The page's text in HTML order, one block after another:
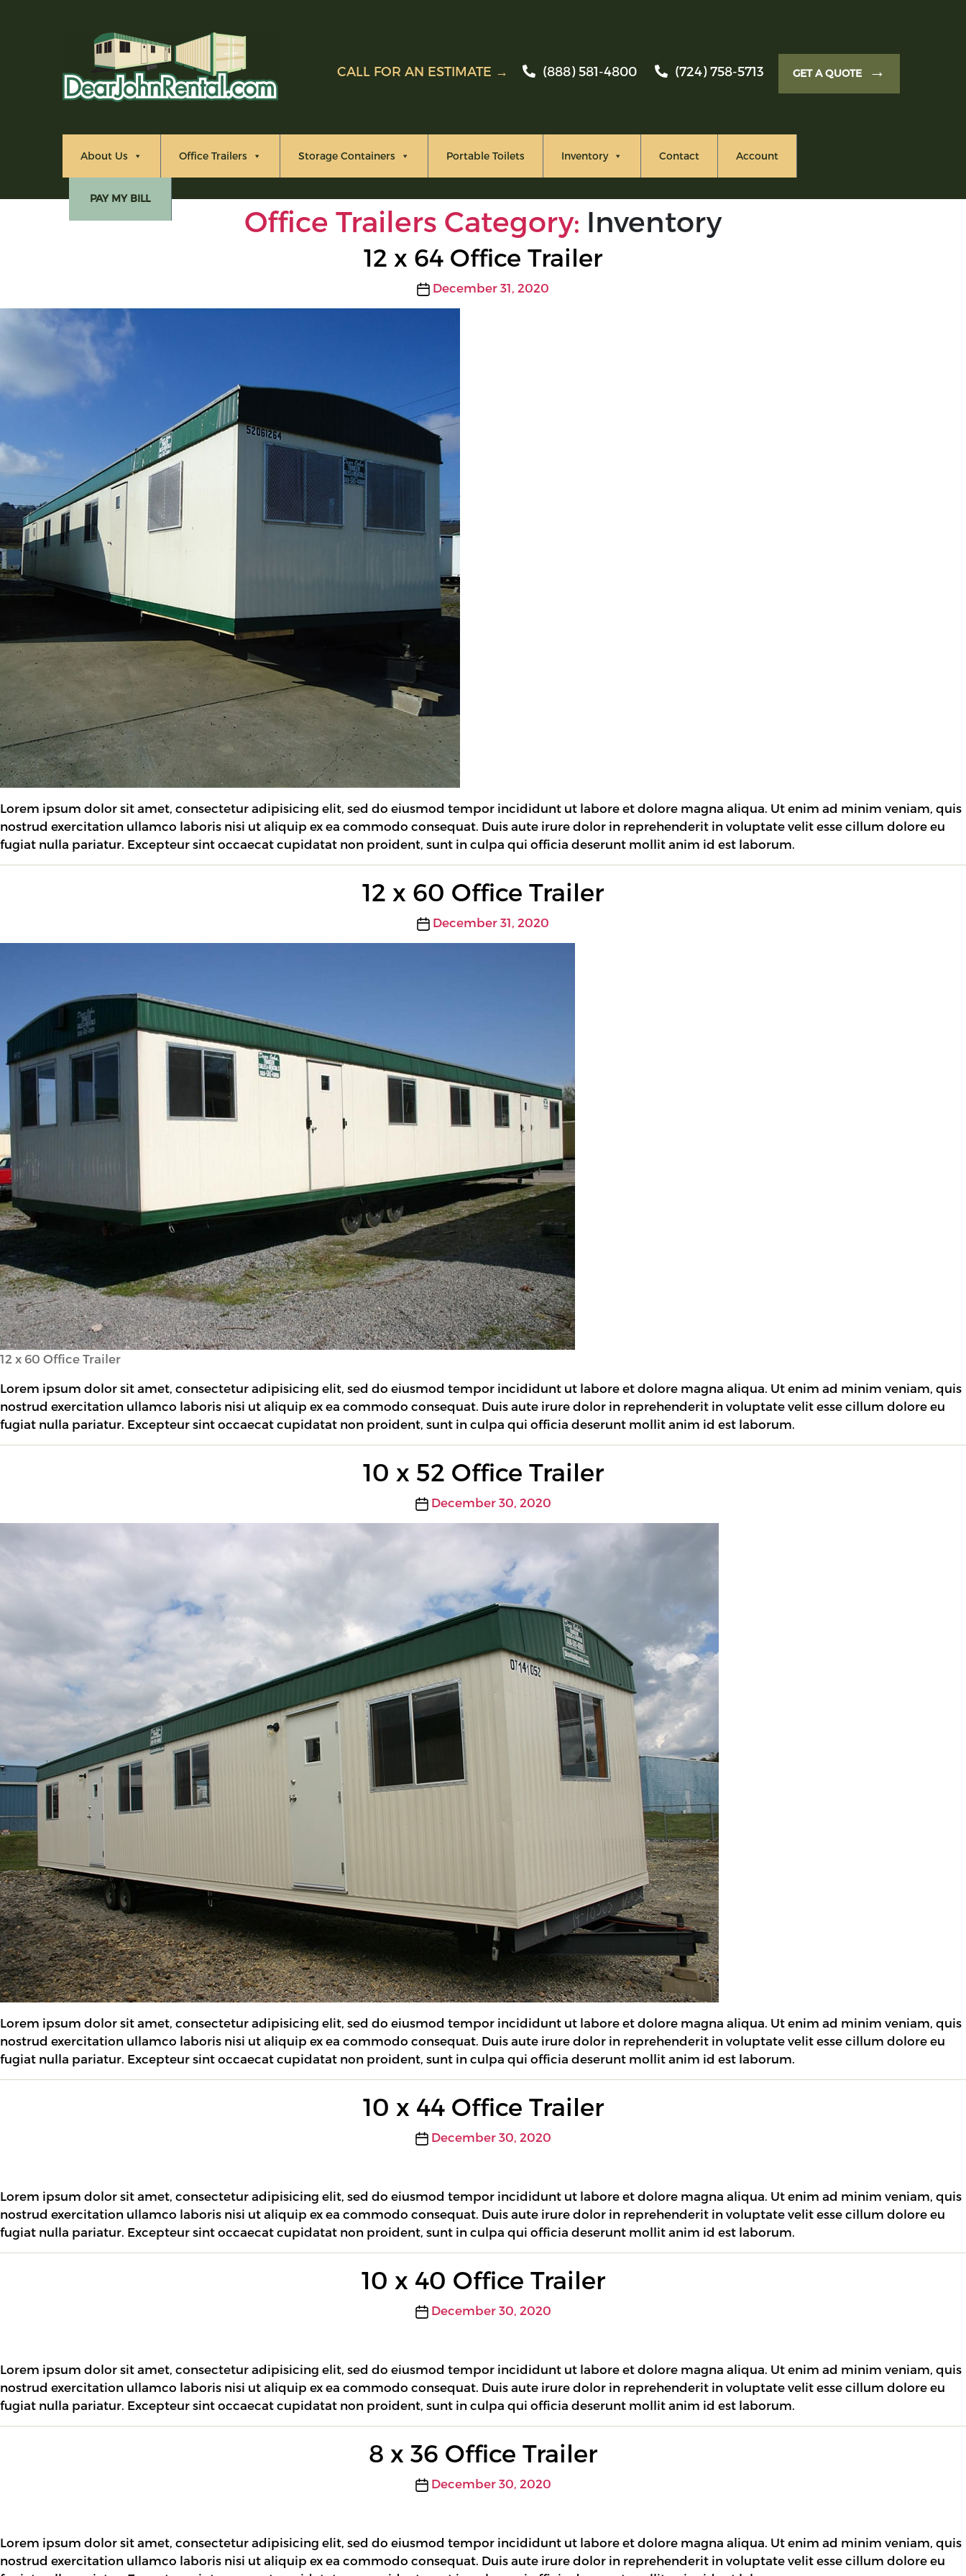
CALL FOR AN ESTIMATE → (888) 581-4800 (724) 758-5713 GET A QUOTE →
About Us Office Trailers Storage Containers Portable Toilets Inventory Contact Account
PAY MY BILL
Office Trailers Category: Inventory
12 x 64 Office Trailer
Post
date
December 31, 2020
Lorem ipsum dolor sit amet, consectetur adipisicing elit, sed do eiusmod tempor incididunt ut labore et dolore magna aliqua. Ut enim ad minim veniam, quis
nostrud exercitation ullamco laboris nisi ut aliquip ex ea commodo consequat. Duis aute irure dolor in reprehenderit in voluptate velit esse cillum dolore eu
fugiat nulla pariatur. Excepteur sint occaecat cupidatat non proident, sunt in culpa qui officia deserunt mollit anim id est laborum.
12 x 60 Office Trailer
Post
date
December 31, 2020
12 x 60 Office Trailer
Lorem ipsum dolor sit amet, consectetur adipisicing elit, sed do eiusmod tempor incididunt ut labore et dolore magna aliqua. Ut enim ad minim veniam, quis
nostrud exercitation ullamco laboris nisi ut aliquip ex ea commodo consequat. Duis aute irure dolor in reprehenderit in voluptate velit esse cillum dolore eu
fugiat nulla pariatur. Excepteur sint occaecat cupidatat non proident, sunt in culpa qui officia deserunt mollit anim id est laborum.
10 x 52 Office Trailer
Post
date
December 30, 2020
Lorem ipsum dolor sit amet, consectetur adipisicing elit, sed do eiusmod tempor incididunt ut labore et dolore magna aliqua. Ut enim ad minim veniam, quis
nostrud exercitation ullamco laboris nisi ut aliquip ex ea commodo consequat. Duis aute irure dolor in reprehenderit in voluptate velit esse cillum dolore eu
fugiat nulla pariatur. Excepteur sint occaecat cupidatat non proident, sunt in culpa qui officia deserunt mollit anim id est laborum.
10 x 44 Office Trailer
PostDecember 30, 2020
Lorem ipsum dolor sit amet, consectetur adipisicing elit, sed do eiusmod tempor incididunt ut labore et dolore magna aliqua. Ut enim ad minim veniam, quis
nostrud exercitation ullamco laboris nisi ut aliquip ex ea commodo consequat. Duis aute irure dolor in reprehenderit in voluptate velit esse cillum dolore eu
fugiat nulla pariatur. Excepteur sint occaecat cupidatat non proident, sunt in culpa qui officia deserunt mollit anim id est laborum.
10 x 40 Office Trailer
PostDecember 30, 2020
Lorem ipsum dolor sit amet, consectetur adipisicing elit, sed do eiusmod tempor incididunt ut labore et dolore magna aliqua. Ut enim ad minim veniam, quis
nostrud exercitation ullamco laboris nisi ut aliquip ex ea commodo consequat. Duis aute irure dolor in reprehenderit in voluptate velit esse cillum dolore eu
fugiat nulla pariatur. Excepteur sint occaecat cupidatat non proident, sunt in culpa qui officia deserunt mollit anim id est laborum.
8 x 36 Office Trailer
PostDecember 30, 2020
Lorem ipsum dolor sit amet, consectetur adipisicing elit, sed do eiusmod tempor incididunt ut labore et dolore magna aliqua. Ut enim ad minim veniam, quis
nostrud exercitation ullamco laboris nisi ut aliquip ex ea commodo consequat. Duis aute irure dolor in reprehenderit in voluptate velit esse cillum dolore eu